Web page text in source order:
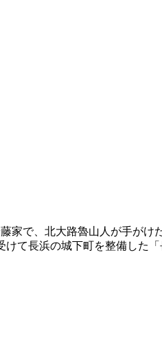
で、北大路魯山人が手がけ
て長浜の城下町を整備した